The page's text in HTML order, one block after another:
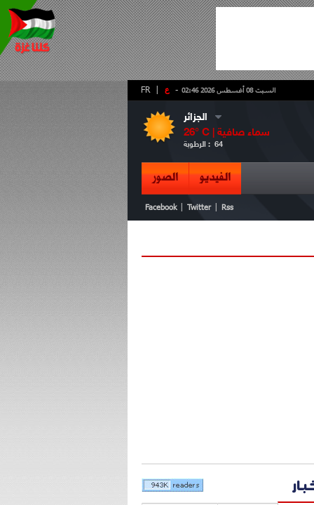
- ع FR السبت 08 أغسطس 2026 02:46
الجزائر
26° C | سماء صافية
الرطوبة : 64
الفيديو الصور
Facebook Twitter Rss